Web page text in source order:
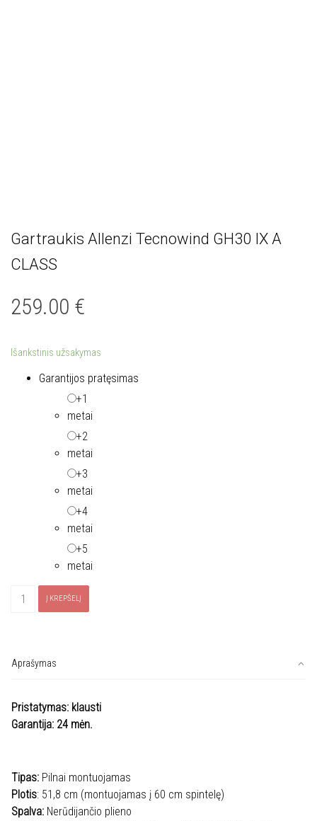
Gartraukis Allenzi Tecnowind GH30 IX A
CLASS
259.00 €
Išankstinis užsakymas
Garantijos pratęsimas
+1
metai
+2
metai
+3
metai
+4
metai
+5
metai
produkto
Tecnowind
A
CLASS
Į KREPŠELĮ
Aprašymas
Pristatymas: klausti
Garantija: 24 mėn.
Tipas: Pilnai montuojamas
Plotis: 51,8 cm (montuojamas į 60 cm spintelę)
Spalva: Nerūdijančio plieno